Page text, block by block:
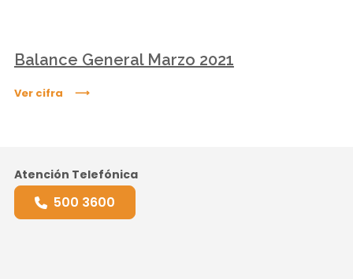
Balance General Marzo 2021
Ver cifra
Atención Telefónica
500 3600